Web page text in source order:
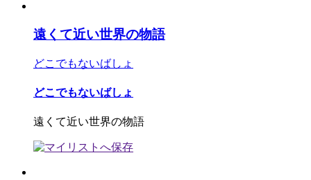
遠くて近い世界の物語
どこでもないばしょ
どこでもないばしょ
遠くて近い世界の物語